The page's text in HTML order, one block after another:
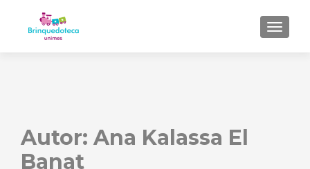
Autor: Ana Kalassa El
Banat